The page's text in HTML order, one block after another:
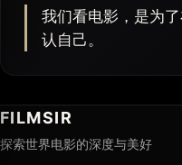
我们看电影，是为
认自己。
FILMSIR
探索世界电影的深度与美好